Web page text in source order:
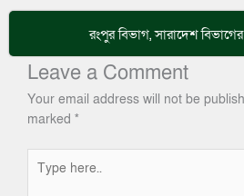
রংপুর বিভাগ,সারাদেশ
Leave a Comment
Your email address will not be
marked *
here..